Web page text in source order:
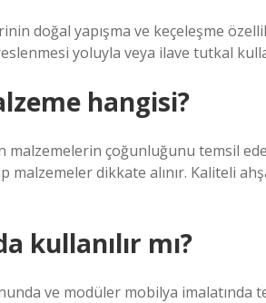
doğal yapışma ve keçeleşme
yoluyla veya ilave tutkal
hangisi?
malzemelerin çoğunluğunu temsil
dikkate alınır. Kaliteli
kullanılır mı?
ve modüler mobilya imalatında